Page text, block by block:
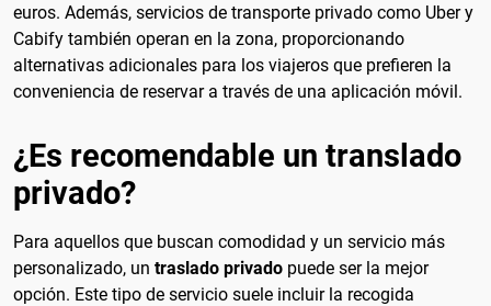
euros. Además, servicios de transporte privado como Uber y
Cabify también operan en la zona, proporcionando
alternativas adicionales para los viajeros que prefieren la
conveniencia de reservar a través de una aplicación móvil.
¿Es recomendable un translado
privado?
Para aquellos que buscan comodidad y un servicio más
personalizado, un traslado privado puede ser la mejor
opción. Este tipo de servicio suele incluir la recogida